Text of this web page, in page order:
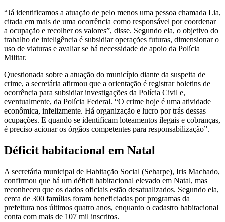
“Já identificamos a atuação de pelo menos uma pessoa chamada Lia,
citada em mais de uma ocorrência como responsável por coordenar
a ocupação e recolher os valores”, disse. Segundo ela, o objetivo do
trabalho de inteligência é subsidiar operações futuras, dimensionar o
uso de viaturas e avaliar se há necessidade de apoio da Polícia
Militar.
Questionada sobre a atuação do município diante da suspeita de
crime, a secretária afirmou que a orientação é registrar boletins de
ocorrência para subsidiar investigações da Polícia Civil e,
eventualmente, da Polícia Federal. “O crime hoje é uma atividade
econômica, infelizmente. Há organização e lucro por trás dessas
ocupações. E quando se identificam loteamentos ilegais e cobranças,
é preciso acionar os órgãos competentes para responsabilização”.
Déficit habitacional em Natal
A secretária municipal de Habitação Social (Seharpe), Iris Machado,
confirmou que há um déficit habitacional elevado em Natal, mas
reconheceu que os dados oficiais estão desatualizados. Segundo ela,
cerca de 300 famílias foram beneficiadas por programas da
prefeitura nos últimos quatro anos, enquanto o cadastro habitacional
conta com mais de 107 mil inscritos.